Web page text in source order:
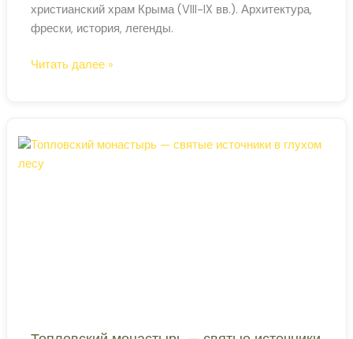
христианский храм Крыма (VIII-IX вв.). Архитектура,
фрески, история, легенды.
Храм
древнейший
христианский
Читать далее »